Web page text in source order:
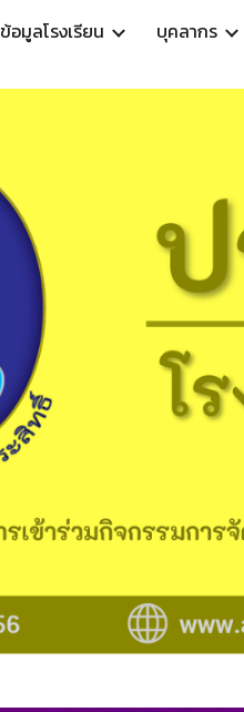
Skip to main content
ข้อมูลโรงเรียน บุคลากร